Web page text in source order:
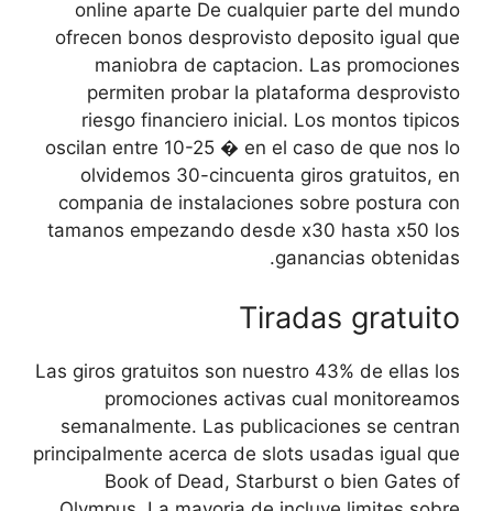
online aparte De cualquier parte del mundo
ofrecen bonos desprovisto deposito igual que
maniobra de captacion. Las promociones
permiten probar la plataforma desprovisto
riesgo financiero inicial. Los montos tipicos
oscilan entre 10-25 � en el caso de que nos lo
olvidemos 30-cincuenta giros gratuitos, en
compania de instalaciones sobre postura con
tamanos empezando desde x30 hasta x50 los
ganancias obtenidas.
Tiradas gratuito
Las giros gratuitos son nuestro 43% de ellas los
promociones activas cual monitoreamos
semanalmente. Las publicaciones se centran
principalmente acerca de slots usadas igual que
Book of Dead, Starburst o bien Gates of